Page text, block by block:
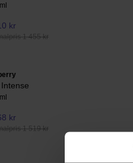
kr
1 455 kr
kr
1 519 kr